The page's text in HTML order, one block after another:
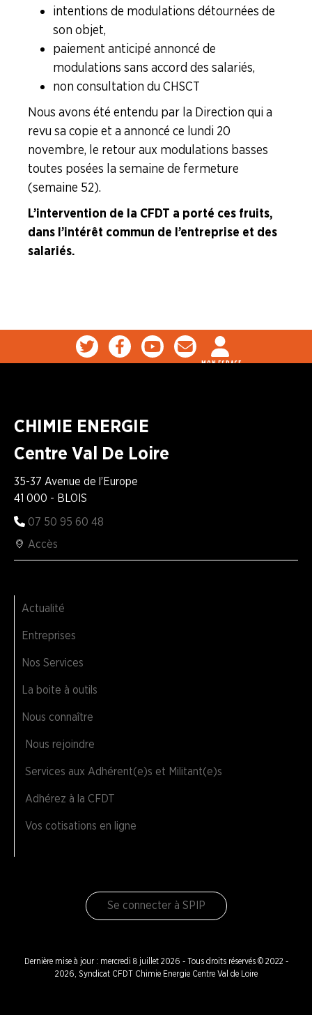
intentions de modulations détournées de
son objet,
paiement anticipé annoncé de
modulations sans accord des salariés,
non consultation du CHSCT
Nous avons été entendu par la Direction qui a
revu sa copie et a annoncé ce lundi 20
novembre, le retour aux modulations basses
toutes posées la semaine de fermeture
(semaine 52).
L’intervention de la CFDT a porté ces fruits,
dans l’intérêt commun de l’entreprise et des
salariés.
MON ESPACE
CHIMIE ENERGIE
Centre Val De Loire
35-37 Avenue de l’Europe
41 000 - BLOIS
07 50 95 60 48
Accès
Actualité
Entreprises
Nos Services
La boite à outils
Nous connaître
Nous rejoindre
Services aux Adhérent(e)s et Militant(e)s
Adhérez à la CFDT
Vos cotisations en ligne
Se connecter à SPIP
Dernière mise à jour : mercredi 8 juillet 2026 - Tous droits réservés © 2022 -
2026, Syndicat CFDT Chimie Energie Centre Val de Loire